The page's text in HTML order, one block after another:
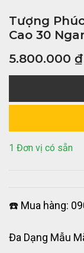
Tượng
Cao 30
5.800.000 ₫
1 Đơn vị có sẵn
☎️ Mua hàng:
Đa Dạng Mẫu